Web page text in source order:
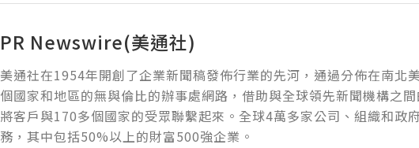
PR Newswire(美通社)
美通社在1954年開創了企業新聞稿發佈行業的先河，通過分佈在南北
個國家和地區的無與倫比的辦事處網路，借助與全球領先新聞機構之
將客戶與170多個國家的受眾聯繫起來。全球4萬多家公司、組織和政
務，其中包括50%以上的財富500強企業。